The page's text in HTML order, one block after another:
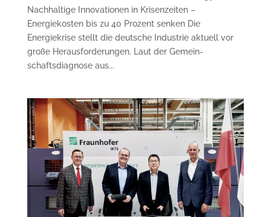
Nachhaltige Innova­tionen in Krisenzeiten –
Energiekosten bis zu 40 Prozent senken Die
Energiekrise stellt die deutsche Industrie aktuell vor
große Heraus­forderungen. Laut der Gemein­
schaftsdiagnose aus...